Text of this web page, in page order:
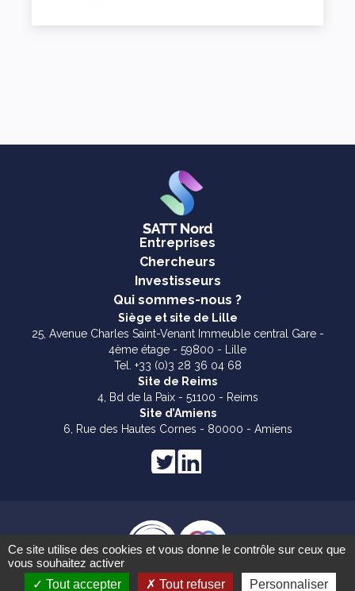
Ce site utilise des cookies et vous donne le contrôle sur ceux que
vous souhaitez activer
Tout accepter
Tout refuser Personnaliser
Entreprises
Chercheurs
Investisseurs
Qui sommes-nous ?
Siège et site de Lille
25, Avenue Charles Saint-Venant Immeuble central Gare -
4ème étage - 59800 - Lille
Tel. +33 (0)3 28 36 04 68
Site de Reims
4, Bd de la Paix - 51100 - Reims
Site d’Amiens
6, Rue des Hautes Cornes - 80000 - Amiens
Mentions légales